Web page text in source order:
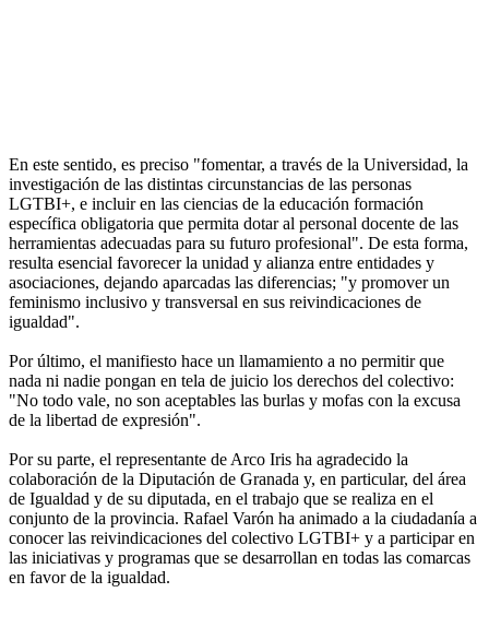
En este sentido, es preciso "fomentar, a través de la Universidad, la
investigación de las distintas circunstancias de las personas
LGTBI+, e incluir en las ciencias de la educación formación
específica obligatoria que permita dotar al personal docente de las
herramientas adecuadas para su futuro profesional". De esta forma,
resulta esencial favorecer la unidad y alianza entre entidades y
asociaciones, dejando aparcadas las diferencias; "y promover un
feminismo inclusivo y transversal en sus reivindicaciones de
igualdad".
Por último, el manifiesto hace un llamamiento a no permitir que
nada ni nadie pongan en tela de juicio los derechos del colectivo:
"No todo vale, no son aceptables las burlas y mofas con la excusa
de la libertad de expresión".
Por su parte, el representante de Arco Iris ha agradecido la
colaboración de la Diputación de Granada y, en particular, del área
de Igualdad y de su diputada, en el trabajo que se realiza en el
conjunto de la provincia. Rafael Varón ha animado a la ciudadanía a
conocer las reivindicaciones del colectivo LGTBI+ y a participar en
las iniciativas y programas que se desarrollan en todas las comarcas
en favor de la igualdad.